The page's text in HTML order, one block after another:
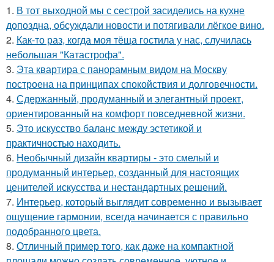
1. В тот выходной мы с сестрой засиделись на кухне
допоздна, обсуждали новости и потягивали лёгкое вино.
2. Как-то раз, когда моя тёща гостила у нас, случилась
небольшая "Катастрофа".
3. Эта квартира с панорамным видом на Москву
построена на принципах спокойствия и долговечности.
4. Сдержанный, продуманный и элегантный проект,
ориентированный на комфорт повседневной жизни.
5. Это искусство баланс между эстетикой и
практичностью находить.
6. Необычный дизайн квартиры - это смелый и
продуманный интерьер, созданный для настоящих
ценителей искусства и нестандартных решений.
7. Интерьер, который выглядит современно и вызывает
ощущение гармонии, всегда начинается с правильно
подобранного цвета.
8. Отличный пример того, как даже на компактной